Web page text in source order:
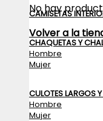
No hay
Volver a la
CAMISETAS
CHAQUETAS Y
Hombre
Mujer
CULOTES LARGOS
Hombre
Mujer